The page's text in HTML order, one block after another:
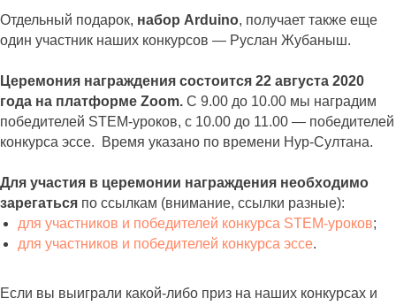
Отдельный подарок, набор Arduino, получает также еще
один участник наших конкурсов — Руслан Жубаныш.
Церемония награждения состоится 22 августа 2020
года на платформе Zoom. С 9.00 до 10.00 мы наградим
победителей STEM-уроков, с 10.00 до 11.00 — победителей
конкурса эссе. Время указано по времени Нур-Султана.
Для участия в церемонии награждения необходимо
зарегаться по ссылкам (внимание, ссылки разные):
для участников и победителей конкурса STEM-уроков;
для участников и победителей конкурса эссе.
Если вы выиграли какой-либо приз на наших конкурсах и